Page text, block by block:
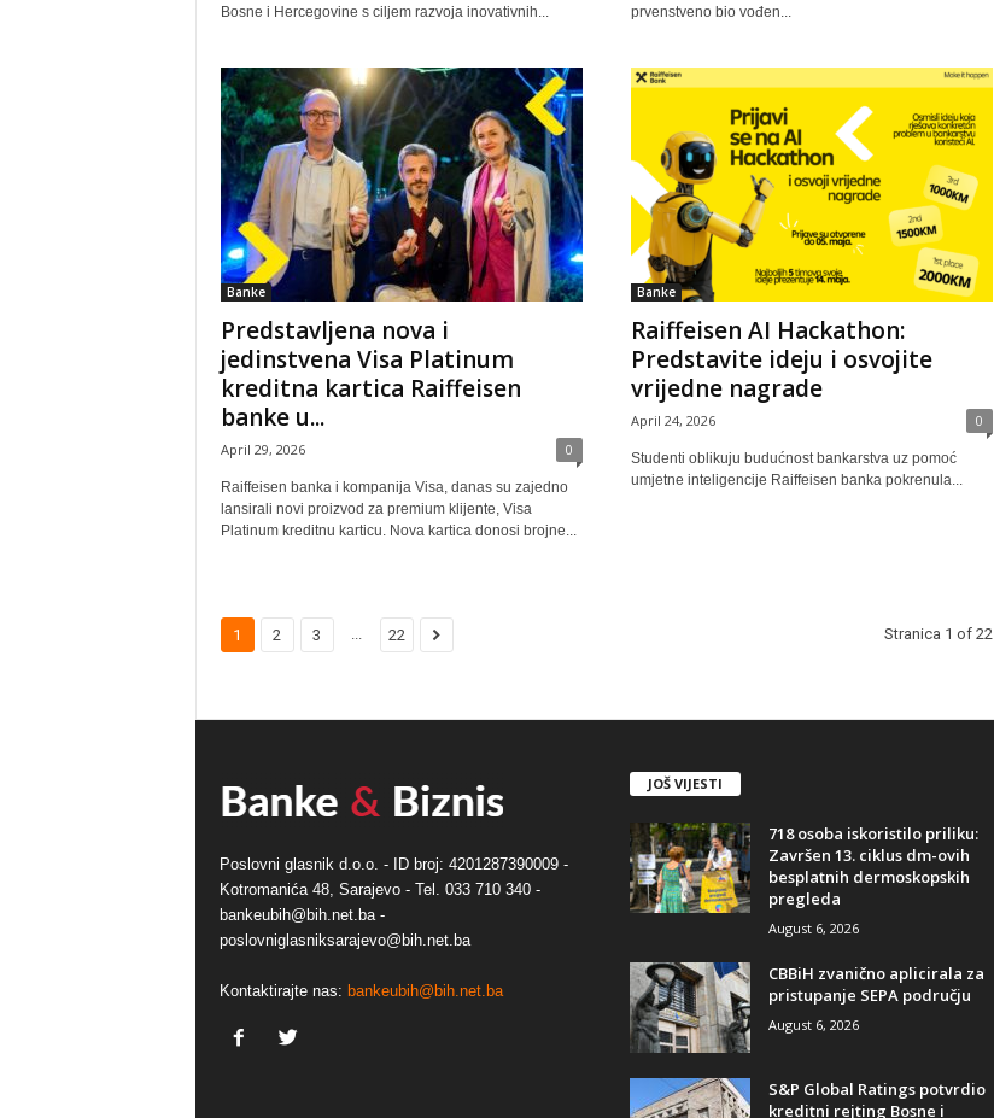
Bosne i Hercegovine s ciljem razvoja inovativnih...
prvenstveno bio vođen...
Banke
Predstavljena nova i
jedinstvena Visa Platinum
kreditna kartica Raiffeisen
banke u...
April 29, 2026 0
Raiffeisen banka i kompanija Visa, danas su zajedno
lansirali novi proizvod za premium klijente, Visa
Platinum kreditnu karticu. Nova kartica donosi brojne...
Banke
Raiffeisen AI Hackathon:
Predstavite ideju i osvojite
vrijedne nagrade
April 24, 2026 0
Studenti oblikuju budućnost bankarstva uz pomoć
umjetne inteligencije Raiffeisen banka pokrenula...
1 2 3 ... 22 Stranica 1 of 22
Poslovni glasnik d.o.o. - ID broj: 4201287390009 -
Kotromanića 48, Sarajevo - Tel. 033 710 340 -
bankeubih@bih.net.ba -
poslovniglasniksarajevo@bih.net.ba
Kontaktirajte nas: bankeubih@bih.net.ba
JOŠ VIJESTI
718 osoba iskoristilo priliku:
Završen 13. ciklus dm-ovih
besplatnih dermoskopskih
pregleda
August 6, 2026
CBBiH zvanično aplicirala za
pristupanje SEPA području
August 6, 2026
S&P Global Ratings potvrdio
kreditni rejting Bosne i